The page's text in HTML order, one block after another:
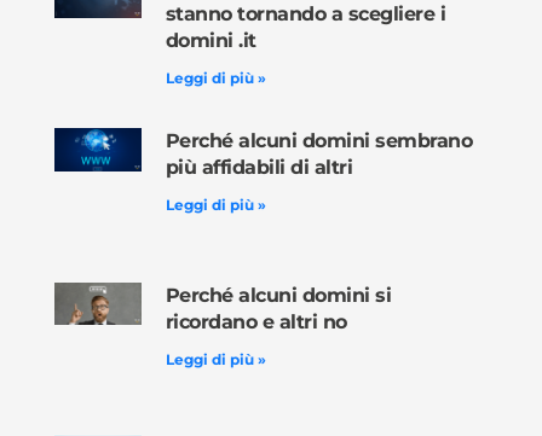
stanno tornando a scegliere i
domini .it
Leggi di più »
Perché alcuni domini sembrano
più affidabili di altri
Leggi di più »
Perché alcuni domini si
ricordano e altri no
Leggi di più »